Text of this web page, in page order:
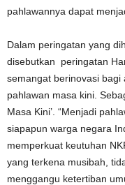
pahlawannya dapat
Dalam peringatan yang
disebutkan peringatan
semangat berinovasi
pahlawan masa kini.
Masa Kini’. “Menjadi
siapapun warga negara
memperkuat keutuhan
yang terkena musibah,
menggangu ketertiban